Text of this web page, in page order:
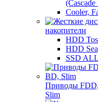
Cooler,
накопители
HDD
HDD
SSD ALL
Приводы
Slim